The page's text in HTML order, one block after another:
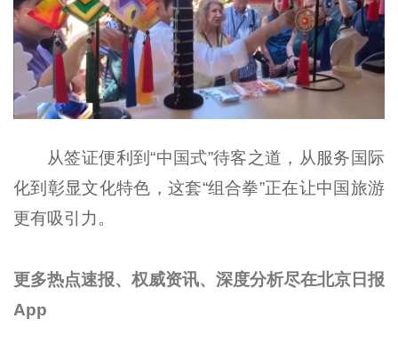
从签证便利到“中国式”待客之道，从服务国际
化到彰显文化特色，这套“组合拳”正在让中国旅游
更有吸引力。
更多热点速报、权威资讯、深度分析尽在北京日报
App